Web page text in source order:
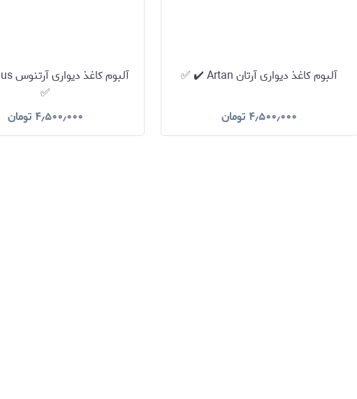
آلبوم کاغذ دیواری آرتان Artan ✔️ ✅
۴٫۵۰۰٫۰۰۰ تومان
✅
۴٫۵۰۰٫۰۰۰ تومان